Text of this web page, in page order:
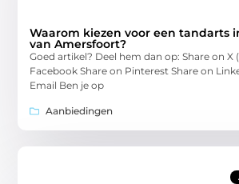
Waarom kiezen voor een tandarts
van Amersfoort?
Goed artikel? Deel hem dan op: Share on X
Facebook Share on Pinterest Share on
Email Ben je op
Aanbiedingen